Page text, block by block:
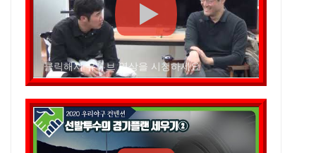
클릭해서 유튜브 영상을 시청하세요